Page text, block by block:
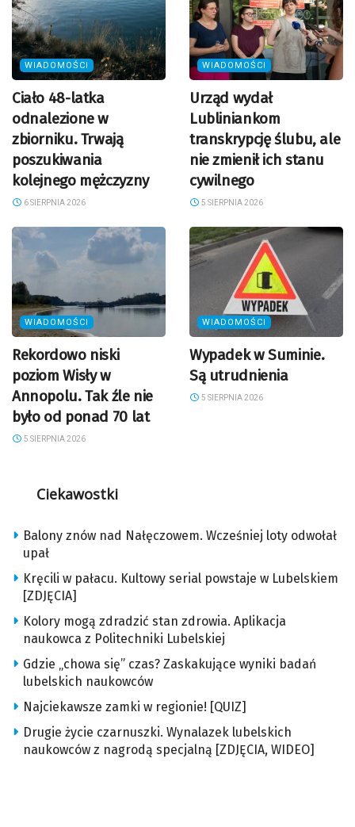
WIADOMOŚCI
Ciało 48-latka
odnalezione w
zbiorniku. Trwają
poszukiwania
kolejnego mężczyzny
6 SIERPNIA 2026
WIADOMOŚCI
Urząd wydał
Lubliniankom
transkrypcję ślubu, ale
nie zmienił ich stanu
cywilnego
5 SIERPNIA 2026
WIADOMOŚCI
Rekordowo niski
poziom Wisły w
Annopolu. Tak źle nie
było od ponad 70 lat
5 SIERPNIA 2026
WIADOMOŚCI
Wypadek w Suminie.
Są utrudnienia
5 SIERPNIA 2026
Ciekawostki
Balony znów nad Nałęczowem. Wcześniej loty odwołał
upał
Kręcili w pałacu. Kultowy serial powstaje w Lubelskiem
[ZDJĘCIA]
Kolory mogą zdradzić stan zdrowia. Aplikacja
naukowca z Politechniki Lubelskiej
Gdzie „chowa się” czas? Zaskakujące wyniki badań
lubelskich naukowców
Najciekawsze zamki w regionie! [QUIZ]
Drugie życie czarnuszki. Wynalazek lubelskich
naukowców z nagrodą specjalną [ZDJĘCIA, WIDEO]